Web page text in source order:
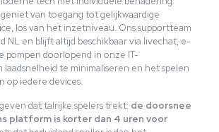
van toegang tot gelijkwaardige
los van het inzetniveau. Ons supportteam
NL en blijft altijd beschikbaar via livechat, e-
pompen doorlopend in onze IT-
te minimaliseren en het spelen
op iedere devices.
dat talrijke spelers trekt: de doorsnee
platform is korter dan 4 uren voor